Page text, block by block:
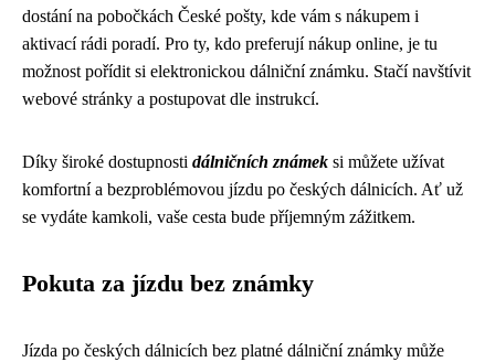
dostání na pobočkách České pošty, kde vám s nákupem i
aktivací rádi poradí. Pro ty, kdo preferují nákup online, je tu
možnost pořídit si elektronickou dálniční známku. Stačí navštívit
webové stránky a postupovat dle instrukcí.
Díky široké dostupnosti dálničních známek si můžete užívat
komfortní a bezproblémovou jízdu po českých dálnicích. Ať už
se vydáte kamkoli, vaše cesta bude příjemným zážitkem.
Pokuta za jízdu bez známky
Jízda po českých dálnicích bez platné dálniční známky může